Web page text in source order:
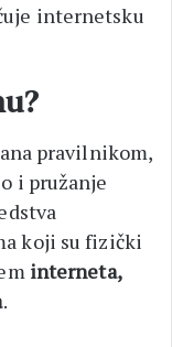
internetsku
pravilnikom,
i pružanje
koji su fizički
interneta,
.